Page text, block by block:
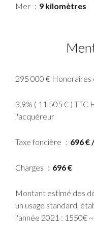
Mer 9 kilomètres
295 000 € Honoraires
3.9% ( 11 505 € ) TTC
l'acquéreur
Taxe foncière 696 €
Charges 696 €
Montant estimé des
un usage standard,
l'année 2021 : 1550€